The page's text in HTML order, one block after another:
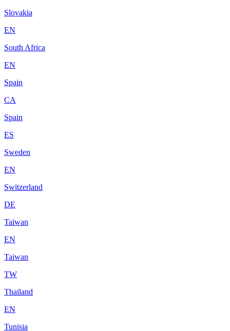
Slovakia
EN
South Africa
EN
Spain
CA
Spain
ES
Sweden
EN
Switzerland
DE
Taiwan
EN
Taiwan
TW
Thailand
EN
Tunisia